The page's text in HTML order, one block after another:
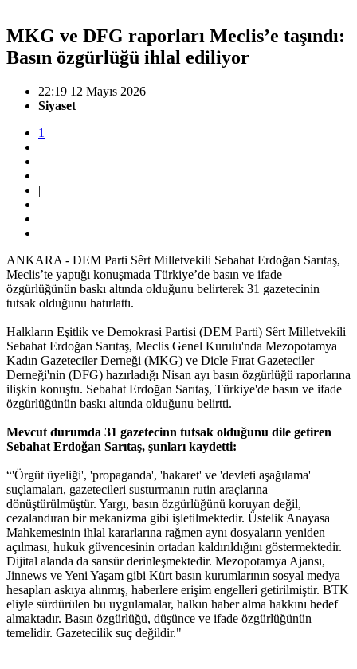
MKG ve DFG raporları Meclis’e taşındı:
Basın özgürlüğü ihlal ediliyor
22:19 12 Mayıs 2026
Siyaset
1
|
ANKARA - DEM Parti Sêrt Milletvekili Sebahat Erdoğan Sarıtaş,
Meclis’te yaptığı konuşmada Türkiye’de basın ve ifade
özgürlüğünün baskı altında olduğunu belirterek 31 gazetecinin
tutsak olduğunu hatırlattı.
Halkların Eşitlik ve Demokrasi Partisi (DEM Parti) Sêrt Milletvekili
Sebahat Erdoğan Sarıtaş, Meclis Genel Kurulu'nda Mezopotamya
Kadın Gazeteciler Derneği (MKG) ve Dicle Fırat Gazeteciler
Derneği'nin (DFG) hazırladığı Nisan ayı basın özgürlüğü raporlarına
ilişkin konuştu. Sebahat Erdoğan Sarıtaş, Türkiye'de basın ve ifade
özgürlüğünün baskı altında olduğunu belirtti.
Mevcut durumda 31 gazetecinn tutsak olduğunu dile getiren
Sebahat Erdoğan Sarıtaş, şunları kaydetti:
“'Örgüt üyeliği', 'propaganda', 'hakaret' ve 'devleti aşağılama'
suçlamaları, gazetecileri susturmanın rutin araçlarına
dönüştürülmüştür. Yargı, basın özgürlüğünü koruyan değil,
cezalandıran bir mekanizma gibi işletilmektedir. Üstelik Anayasa
Mahkemesinin ihlal kararlarına rağmen aynı dosyaların yeniden
açılması, hukuk güvencesinin ortadan kaldırıldığını göstermektedir.
Dijital alanda da sansür derinleşmektedir. Mezopotamya Ajansı,
Jinnews ve Yeni Yaşam gibi Kürt basın kurumlarının sosyal medya
hesapları askıya alınmış, haberlere erişim engelleri getirilmiştir. BTK
eliyle sürdürülen bu uygulamalar, halkın haber alma hakkını hedef
almaktadır. Basın özgürlüğü, düşünce ve ifade özgürlüğünün
temelidir. Gazetecilik suç değildir."